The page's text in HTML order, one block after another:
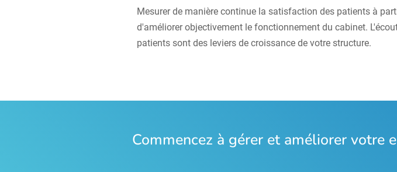
Mesurer de manière continue la satisfaction des patients à
d'améliorer objectivement le fonctionnement du cabinet.
patients sont des leviers de croissance de votre structure.
Commencez à gérer et améliorer votre